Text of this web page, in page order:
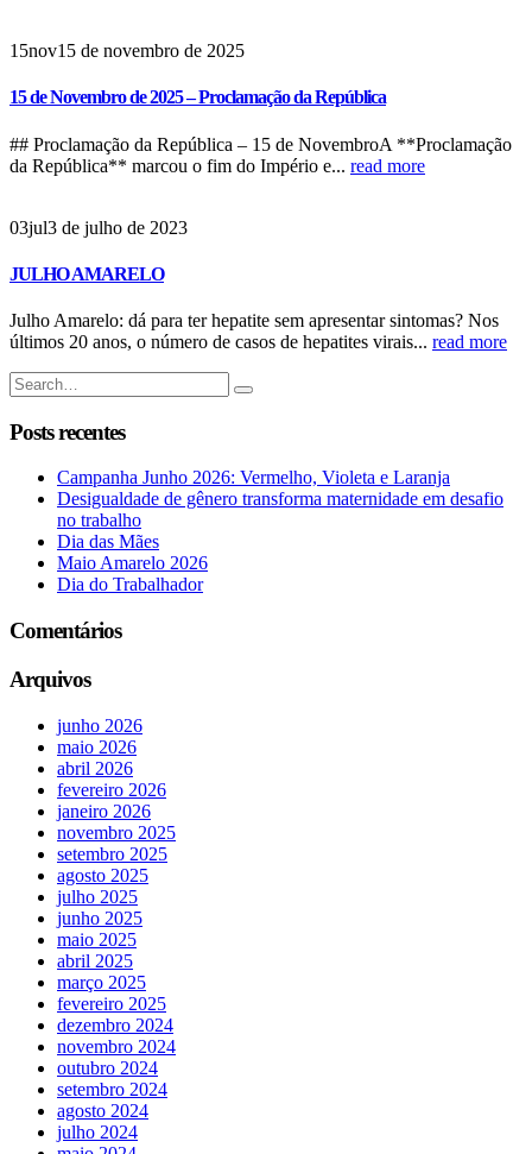
15nov15 de novembro de 2025
15 de Novembro de 2025 – Proclamação da República
## Proclamação da República – 15 de NovembroA **Proclamação
da República** marcou o fim do Império e... read more
03jul3 de julho de 2023
JULHO AMARELO
Julho Amarelo: dá para ter hepatite sem apresentar sintomas? Nos
últimos 20 anos, o número de casos de hepatites virais... read more
Posts recentes
Campanha Junho 2026: Vermelho, Violeta e Laranja
Desigualdade de gênero transforma maternidade em desafio
no trabalho
Dia das Mães
Maio Amarelo 2026
Dia do Trabalhador
Comentários
Arquivos
junho 2026
maio 2026
abril 2026
fevereiro 2026
janeiro 2026
novembro 2025
setembro 2025
agosto 2025
julho 2025
junho 2025
maio 2025
abril 2025
março 2025
fevereiro 2025
dezembro 2024
novembro 2024
outubro 2024
setembro 2024
agosto 2024
julho 2024